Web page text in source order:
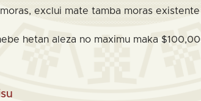
exclui mate tamba moras
hetan aleza no maximu maka